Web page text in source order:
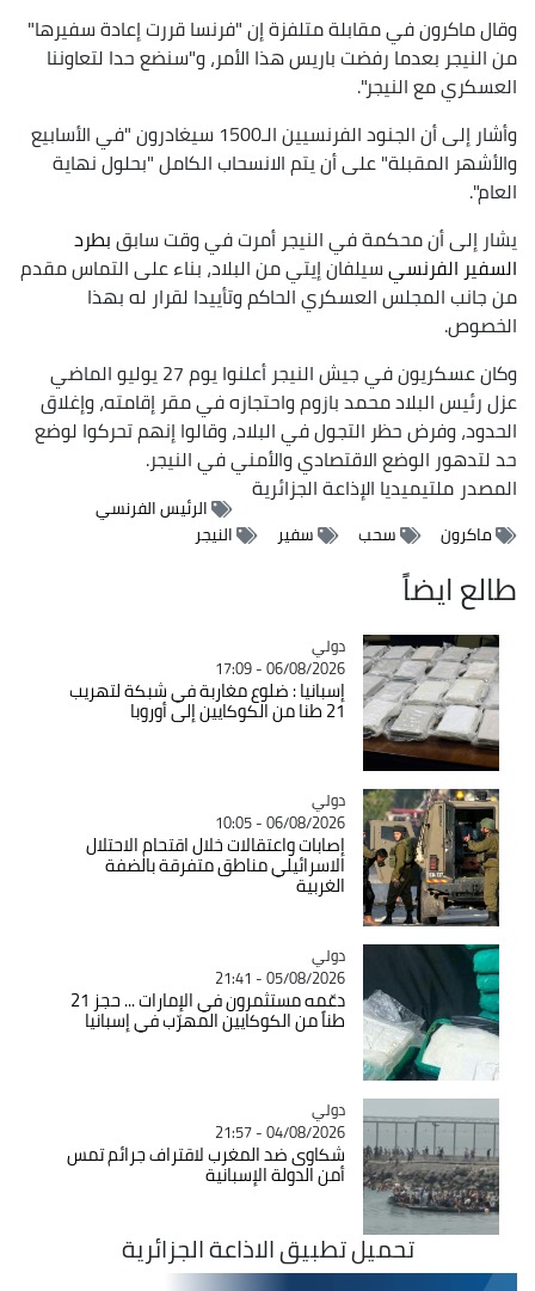
وقال ماكرون في مقابلة متلفزة إن "فرنسا قررت إعادة سفيرها"
من النيجر بعدما رفضت باريس هذا الأمر، و"سنضع حدا لتعاوننا
العسكري مع النيجر".
وأشار إلى أن الجنود الفرنسيين الـ1500 سيغادرون "في الأسابيع
والأشهر المقبلة" على أن يتم الانسحاب الكامل "بحلول نهاية
العام".
يشار إلى أن محكمة في النيجر أمرت في وقت سابقبطرد
السفير الفرنسيسيلفان إيتي من البلاد، بناء على التماس مقدم
من جانب المجلس العسكري الحاكم وتأييدا لقرار له بهذا
الخصوص.
وكان عسكريون في جيش النيجر أعلنوا يوم 27 يوليو الماضي
عزل رئيس البلاد محمد بازوم واحتجازه في مقر إقامته، وإغلاق
الحدود، وفرض حظر التجول في البلاد، وقالوا إنهم تحركوا لوضع
حد لتدهور الوضع الاقتصادي والأمني في النيجر.
المصدرملتيميديا الإذاعة الجزائرية
الرئيس الفرنسي
ماكرون
سحب سفير النيجر
طالع ايضاً
Catégorie
دولي
06/08/2026 - 17:09
إسبانيا : ضلوع مغاربة في شبكة لتهريب
21 طنا من الكوكايين إلى أوروبا
Catégorie
دولي
06/08/2026 - 10:05
إصابات واعتقالات خلال اقتحام الاحتلال
الاسرائيلي مناطق متفرقة بالضفة
الغربية
Catégorie
دولي
05/08/2026 - 21:41
دعّمه مستثمرون في الإمارات ... حجز 21
طناً من الكوكايين المهرّب في إسبانيا
Catégorie
دولي
04/08/2026 - 21:57
شكاوى ضد المغرب لاقتراف جرائم تمس
أمن الدولة الإسبانية
تحميل تطبيق الاذاعة الجزائرية